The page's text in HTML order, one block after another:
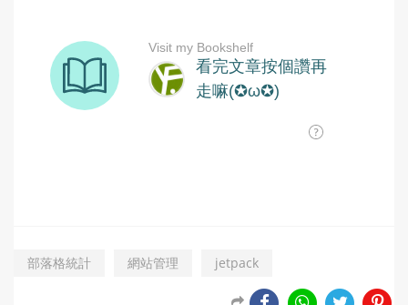
部落格統計 網站管理 jetpack